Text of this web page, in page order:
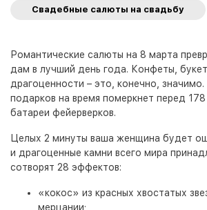
Свадебные салюты на свадьбу
Романтические салюты на 8 марта
дам в лучший день года. Конфеты,
драгоценности – это, конечно,
подарков на время померкнет перед
батареи фейерверков.
Целых 2 минуты ваша женщина будет
и драгоценные камни всего мира
сотворят 28 эффектов:
«кокос» из красных хвостатых
мерцании;